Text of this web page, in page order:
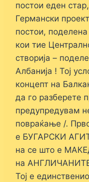
постои еден
Германски
постои,
кои тие
створија –
Албанија ! Тој
концепт на
да го разберете
предупредувам
повраќање /.
е БУГАРСКИ
на се што е
на
Тој е